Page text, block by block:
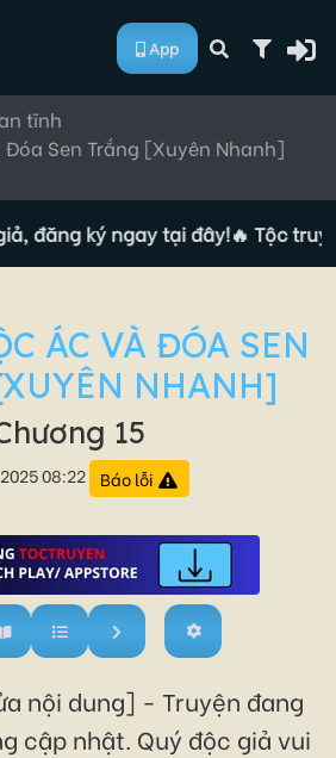
App
tĩnh
Đóa Sen Trắng [Xuyên Nhanh]
đăng ký ngay tại đây!🔥 Tộc
ÁC VÀ ĐÓA SEN
NHANH]
15
08:22 Báo lỗi
nội dung] - Truyện đang
cập nhật. Quý độc giả vui